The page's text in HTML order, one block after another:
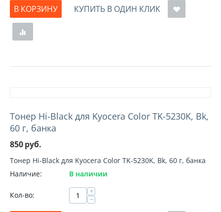
В КОРЗИНУ
КУПИТЬ В ОДИН КЛИК
Тонер Hi-Black для Kyocera Color TK-5230K, Bk,
60 г, банка
850руб.
Тонер Hi-Black для Kyocera Color TK-5230K, Bk, 60 г, банка
Наличие:
В наличии
Кол-во: +
−